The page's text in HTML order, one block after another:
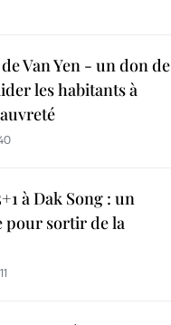
Van Yen - un don de
les habitants à
à Dak Song : un
pour sortir de la